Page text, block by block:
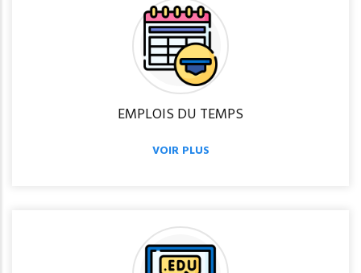
EMPLOIS DU TEMPS
VOIR PLUS